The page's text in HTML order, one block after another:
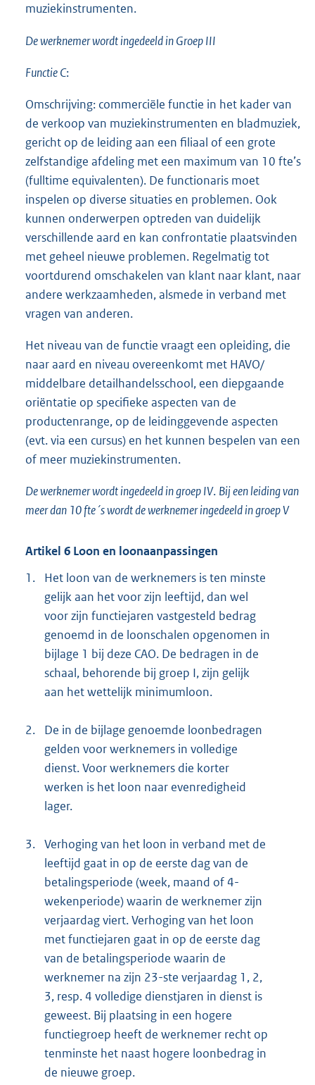
muziekinstrumenten.
De werknemer wordt ingedeeld in Groep III
Functie C:
Omschrijving: commerciële functie in het kader van
de verkoop van muziekinstrumenten en bladmuziek,
gericht op de leiding aan een filiaal of een grote
zelfstandige afdeling met een maximum van 10 fte’s
(fulltime equivalenten). De functionaris moet
inspelen op diverse situaties en problemen. Ook
kunnen onderwerpen optreden van duidelijk
verschillende aard en kan confrontatie plaatsvinden
met geheel nieuwe problemen. Regelmatig tot
voortdurend omschakelen van klant naar klant, naar
andere werkzaamheden, alsmede in verband met
vragen van anderen.
Het niveau van de functie vraagt een opleiding, die
naar aard en niveau overeenkomt met HAVO/
middelbare detailhandelsschool, een diepgaande
oriëntatie op specifieke aspecten van de
productenrange, op de leidinggevende aspecten
(evt. via een cursus) en het kunnen bespelen van een
of meer muziekinstrumenten.
De werknemer wordt ingedeeld in groep IV. Bij een leiding van
meer dan 10 fte´s wordt de werknemer ingedeeld in groep V
Artikel 6 Loon en loonaanpassingen
1.
Het loon van de werknemers is ten minste
gelijk aan het voor zijn leeftijd, dan wel
voor zijn functiejaren vastgesteld bedrag
genoemd in de loonschalen opgenomen in
bijlage 1 bij deze CAO. De bedragen in de
schaal, behorende bij groep I, zijn gelijk
aan het wettelijk minimumloon.
2.
De in de bijlage genoemde loonbedragen
gelden voor werknemers in volledige
dienst. Voor werknemers die korter
werken is het loon naar evenredigheid
lager.
3. Verhoging van het loon in verband met de
leeftijd gaat in op de eerste dag van de
betalingsperiode (week, maand of 4-
wekenperiode) waarin de werknemer zijn
verjaardag viert. Verhoging van het loon
met functiejaren gaat in op de eerste dag
van de betalingsperiode waarin de
werknemer na zijn 23-ste verjaardag 1, 2,
3, resp. 4 volledige dienstjaren in dienst is
geweest. Bij plaatsing in een hogere
functiegroep heeft de werknemer recht op
tenminste het naast hogere loonbedrag in
de nieuwe groep.